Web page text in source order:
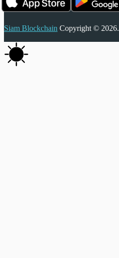
Siam Blockchain Copyright © 2026.